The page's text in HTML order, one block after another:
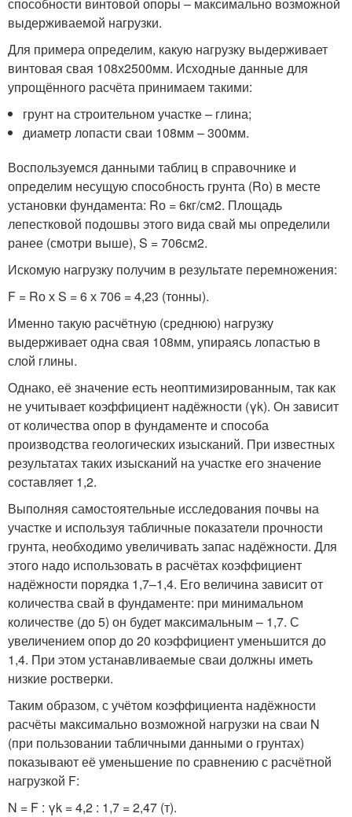
выдерживаемой нагрузки.
Для примера определим, какую нагрузку выдерживает
винтовая свая 108х2500мм. Исходные данные для
упрощённого расчёта принимаем такими:
грунт на строительном участке – глина;
диаметр лопасти сваи 108мм – 300мм.
Воспользуемся данными таблиц в справочнике и
определим несущую способность грунта (Rо) в месте
установки фундамента: Rо = 6кг/см2. Площадь
лепестковой подошвы этого вида свай мы определили
ранее (смотри выше), S = 706см2.
Искомую нагрузку получим в результате перемножения:
F = Rо х S = 6 х 706 = 4,23 (тонны).
Именно такую расчётную (среднюю) нагрузку
выдерживает одна свая 108мм, упираясь лопастью в
слой глины.
Однако, её значение есть неоптимизированным, так как
не учитывает коэффициент надёжности (γk). Он зависит
от количества опор в фундаменте и способа
производства геологических изысканий. При известных
результатах таких изысканий на участке его значение
составляет 1,2.
Выполняя самостоятельные исследования почвы на
участке и используя табличные показатели прочности
грунта, необходимо увеличивать запас надёжности. Для
этого надо использовать в расчётах коэффициент
надёжности порядка 1,7–1,4. Его величина зависит от
количества свай в фундаменте: при минимальном
количестве (до 5) он будет максимальным – 1,7. С
увеличением опор до 20 коэффициент уменьшится до
1,4. При этом устанавливаемые сваи должны иметь
низкие ростверки.
Таким образом, с учётом коэффициента надёжности
расчёты максимально возможной нагрузки на сваи N
(при пользовании табличными данными о грунтах)
показывают её уменьшение по сравнению с расчётной
нагрузкой F:
N = F : γk = 4,2 : 1,7 = 2,47 (т).